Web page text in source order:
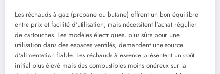
Les réchauds à gaz (propane ou butane) offrent un bon équilibre
entre prix et facilité d'utilisation, mais nécessitent l'achat régulier
de cartouches. Les modèles électriques, plus sûrs pour une
utilisation dans des espaces ventilés, demandent une source
d'alimentation fiable. Les réchauds à essence présentent un coût
initial plus élevé mais des combustibles moins onéreux sur la